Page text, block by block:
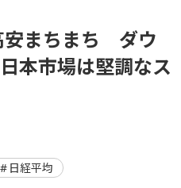
安まちまち ダウ
本市場は堅調なス
日経平均